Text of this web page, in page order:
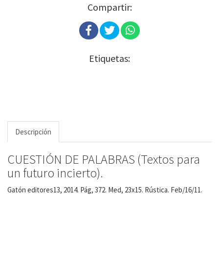
Compartir:
Etiquetas:
Descripción
CUESTIÓN DE PALABRAS (Textos para
un futuro incierto).
Gatón editores13, 2014. Pág, 372. Med, 23x15. Rústica. Feb/16/11.